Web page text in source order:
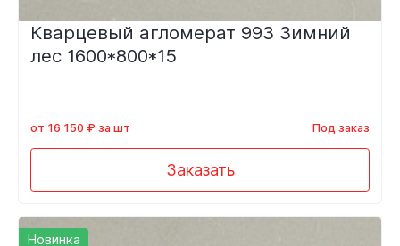
Кварцевый агломерат 993 Зимний
лес 1600*800*15
от 16 150 ₽ за шт Под заказ
Заказать
Новинка